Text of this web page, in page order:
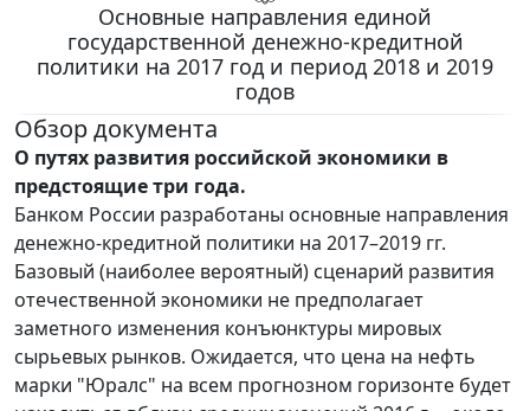
Основные направления единой
государственной денежно-кредитной
политики на 2017 год и период 2018 и 2019
годов
Обзор документа
О путях развития российской экономики в
предстоящие три года.
Банком России разработаны основные направления
денежно-кредитной политики на 2017–2019 гг.
Базовый (наиболее вероятный) сценарий развития
отечественной экономики не предполагает
заметного изменения конъюнктуры мировых
сырьевых рынков. Ожидается, что цена на нефть
марки "Юралс" на всем прогнозном горизонте будет